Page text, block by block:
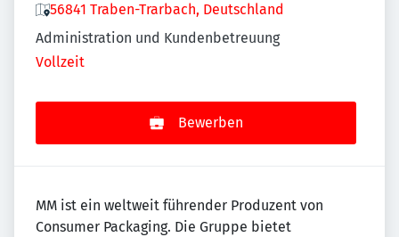
56841 Traben-Trarbach, Deutschland
Administration und Kundenbetreuung
Vollzeit
Bewerben
MM ist ein weltweit führender Produzent von
Consumer Packaging. Die Gruppe bietet